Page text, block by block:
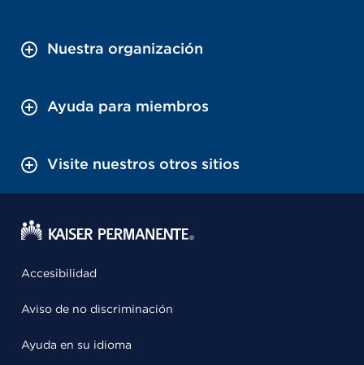
Nuestra organización
Ayuda para miembros
Visite nuestros otros sitios
Accesibilidad
Aviso de no discriminación
Ayuda en su idioma